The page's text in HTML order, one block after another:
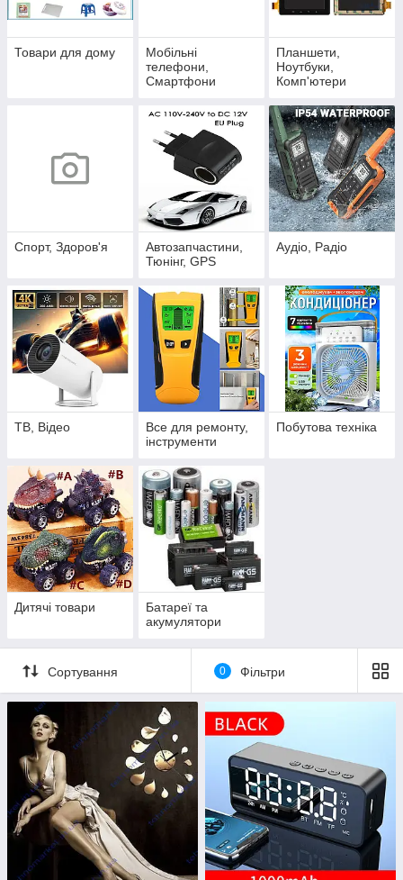
Товари для дому
Мобільні
телефони,
Смартфони
Планшети,
Ноутбуки,
Комп'ютери
Спорт, Здоров'я
Автозапчастини,
Тюнінг, GPS
Аудіо, Радіо
ТВ, Відео
Все для ремонту,
інструменти
Побутова техніка
Дитячі товари
Батареї та
акумулятори
Сортування 0 Фільтри